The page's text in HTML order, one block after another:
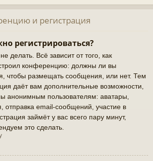
и регистрация
регистрироваться?
делать. Всё зависит от того, как
конференцию: должны ли вы
чтобы размещать сообщения, или нет. Тем
даёт вам дополнительные возможности,
анонимным пользователям: аватары,
отправка email-сообщений, участие в
займёт у вас всего пару минут,
это сделать.